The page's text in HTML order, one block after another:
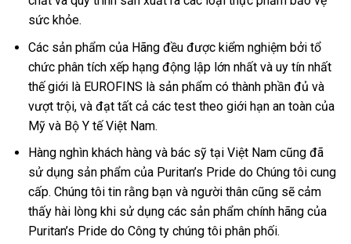
sức khỏe.
Các sản phẩm của Hãng đều được kiểm nghiệm bởi tổ
chức phân tích xếp hạng động lập lớn nhất và uy tín nhất
thế giới là EUROFINS là sản phẩm có thành phần đủ và
vượt trội, và đạt tất cả các test theo giới hạn an toàn của
Mỹ và Bộ Y tế Việt Nam.
Hàng nghìn khách hàng và bác sỹ tại Việt Nam cũng đã
sử dụng sản phẩm của Puritan’s Pride do Chúng tôi cung
cấp. Chúng tôi tin rằng bạn và người thân cũng sẽ cảm
thấy hài lòng khi sử dụng các sản phẩm chính hãng của
Puritan’s Pride do Công ty chúng tôi phân phối.